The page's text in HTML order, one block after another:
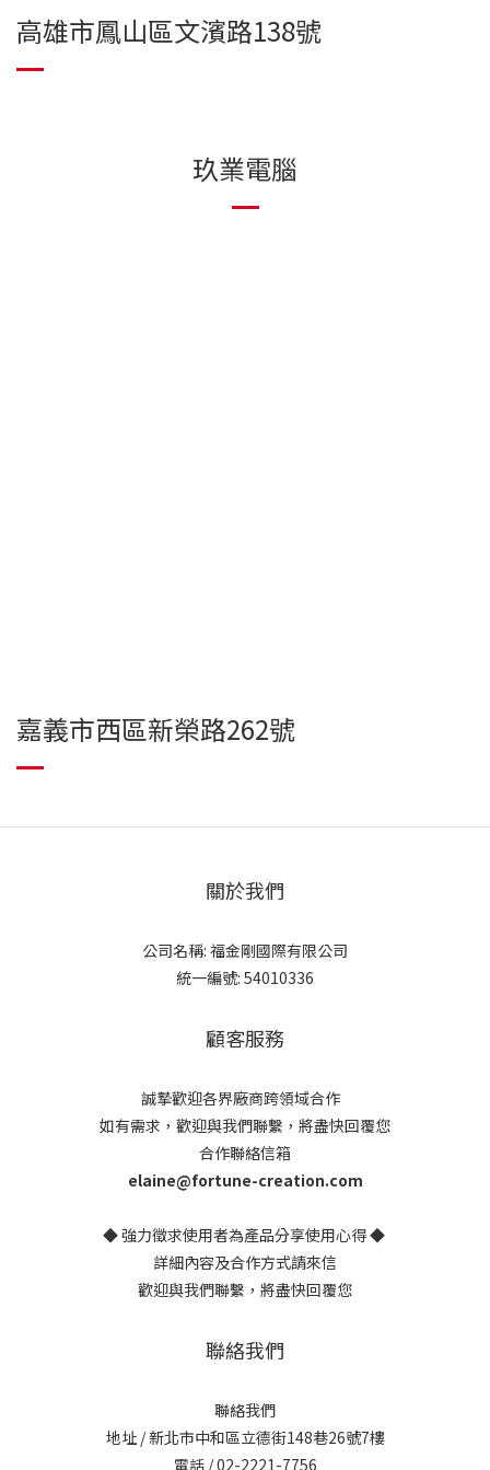
高雄市鳳山區文濱路138號
玖業電腦
嘉義市西區新榮路262號
關於我們
公司名稱: 福金剛國際有限公司
統一編號: 54010336
顧客服務
誠摯歡迎各界廠商跨領域合作
如有需求，歡迎與我們聯繫，將盡快回覆您
合作聯絡信箱
elaine@fortune-creation.com
◆ 強力徵求使用者為產品分享使用心得 ◆
詳細內容及合作方式請來信
歡迎與我們聯繫，將盡快回覆您
聯絡我們
聯絡我們
地址 / 新北市中和區立德街148巷26號7樓
電話 / 02-2221-7756